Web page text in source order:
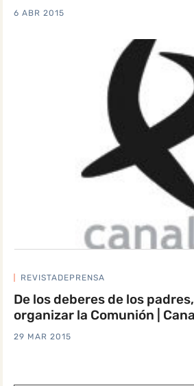
6 ABR 2015
REVISTADEPRENSA
De los deberes de los
organizar la Comunión |
29 MAR 2015